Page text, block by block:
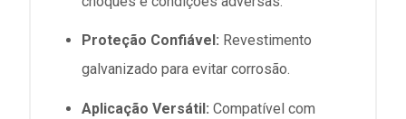
Proteção Confiável: Revestimento
galvanizado para evitar corrosão.
Aplicação Versátil: Compatível com